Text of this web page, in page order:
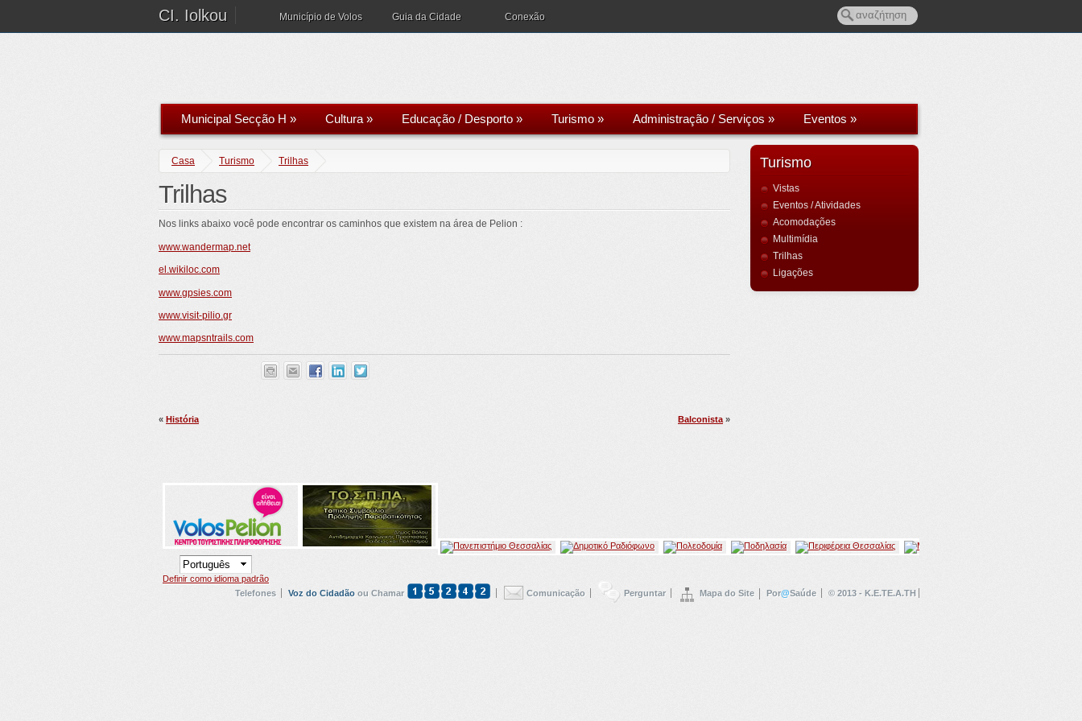
CI. Iolkou Município de Volos Guia da Cidade Conexão
Municipal Secção H » Cultura» Educação / Desporto » Turismo » Administração / Serviços » Eventos »
Casa Turismo Trilhas
Trilhas
Nos links abaixo você pode encontrar os caminhos que existem na área de Pelion :
www.wandermap.net
el.wikiloc.com
www.gpsies.com
www.visit-pilio.gr
www.mapsntrails.com
« História Balconista »
Turismo
Vistas
Eventos / Atividades
Acomodações
Multimídia
Trilhas
Ligações
Definir como idioma padrão
Telefones
Voz do Cidadão ou Chamar Comunicação Perguntar Mapa do Site Por@Saúde © 2013 - K.E.TE.A.TH